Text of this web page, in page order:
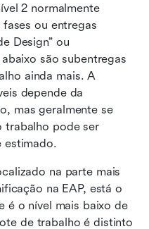
2 normalmente
ou entregas
Design” ou
abaixo são subentregas
ainda mais. A
depende da
mas geralmente se
trabalho pode ser
estimado.
na parte mais
na EAP, está o
é o nível mais baixo de
de trabalho é distinto